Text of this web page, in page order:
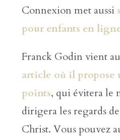
Connexion met aussi
pour enfants en
Franck Godin vient
article où il propose
points, qui évitera le
dirigera les regards
Christ. Vous pouvez